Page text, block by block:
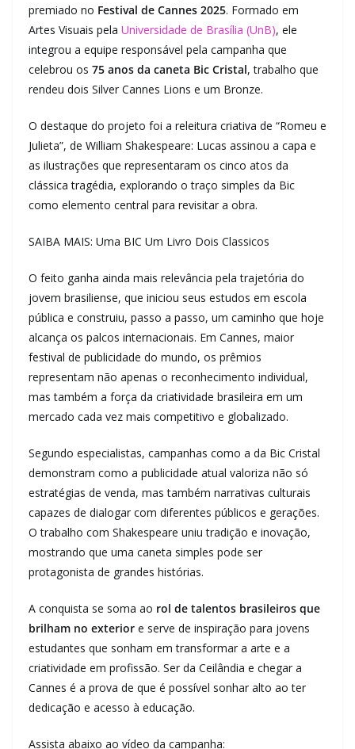
premiado no Festival de Cannes 2025. Formado em
Artes Visuais pela Universidade de Brasília (UnB), ele
integrou a equipe responsável pela campanha que
celebrou os 75 anos da caneta Bic Cristal, trabalho que
rendeu dois Silver Cannes Lions e um Bronze.
O destaque do projeto foi a releitura criativa de “Romeu e
Julieta”, de William Shakespeare: Lucas assinou a capa e
as ilustrações que representaram os cinco atos da
clássica tragédia, explorando o traço simples da Bic
como elemento central para revisitar a obra.
SAIBA MAIS: Uma BIC Um Livro Dois Classicos
O feito ganha ainda mais relevância pela trajetória do
jovem brasiliense, que iniciou seus estudos em escola
pública e construiu, passo a passo, um caminho que hoje
alcança os palcos internacionais. Em Cannes, maior
festival de publicidade do mundo, os prêmios
representam não apenas o reconhecimento individual,
mas também a força da criatividade brasileira em um
mercado cada vez mais competitivo e globalizado.
Segundo especialistas, campanhas como a da Bic Cristal
demonstram como a publicidade atual valoriza não só
estratégias de venda, mas também narrativas culturais
capazes de dialogar com diferentes públicos e gerações.
O trabalho com Shakespeare uniu tradição e inovação,
mostrando que uma caneta simples pode ser
protagonista de grandes histórias.
A conquista se soma ao rol de talentos brasileiros que
brilham no exterior e serve de inspiração para jovens
estudantes que sonham em transformar a arte e a
criatividade em profissão. Ser da Ceilândia e chegar a
Cannes é a prova de que é possível sonhar alto ao ter
dedicação e acesso à educação.
Assista abaixo ao vídeo da campanha: